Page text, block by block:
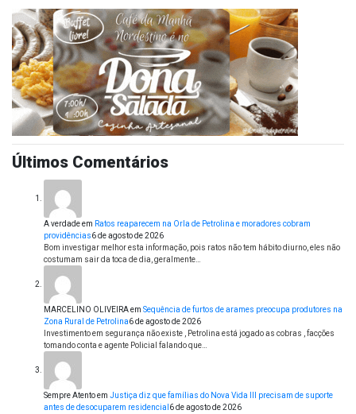
Últimos Comentários
A verdadeem Ratos reaparecem na Orla de Petrolina e moradores cobram
providências6 de agosto de 2026
Bom investigar melhor esta informação, pois ratos não tem hábito diurno, eles não
costumam sair da toca de dia, geralmente…
MARCELINO OLIVEIRAem Sequência de furtos de arames preocupa produtores na
Zona Rural de Petrolina6 de agosto de 2026
Investimento em segurança não existe , Petrolina está jogado as cobras , facções
tomando conta e agente Policial falando que…
Sempre Atentoem Justiça diz que famílias do Nova Vida III precisam de suporte
antes de desocuparem residencial 6 de agosto de 2026